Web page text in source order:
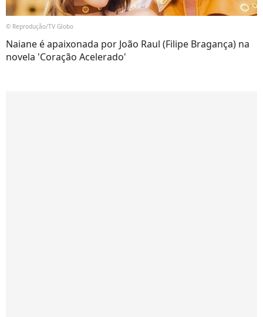
© Reprodução/TV Globo
Naiane é apaixonada por João Raul (Filipe Bragança) na
novela 'Coração Acelerado'